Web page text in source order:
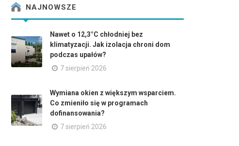
NAJNOWSZE
Nawet o 12,3°C chłodniej bez
klimatyzacji. Jak izolacja chroni dom
podczas upałów?
7 sierpień 2026
Wymiana okien z większym wsparciem.
Co zmieniło się w programach
dofinansowania?
7 sierpień 2026